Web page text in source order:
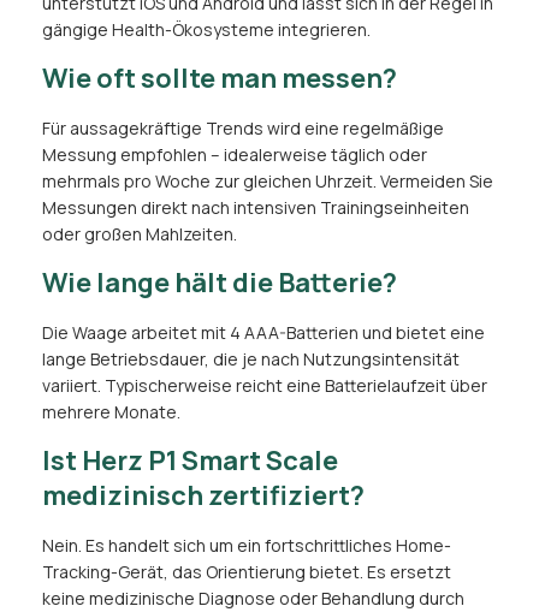
gängige Health-Ökosysteme integrieren.
Wie oft sollte man messen?
Für aussagekräftige Trends wird eine regelmäßige
Messung empfohlen – idealerweise täglich oder
mehrmals pro Woche zur gleichen Uhrzeit. Vermeiden Sie
Messungen direkt nach intensiven Trainingseinheiten
oder großen Mahlzeiten.
Wie lange hält die Batterie?
Die Waage arbeitet mit 4 AAA-Batterien und bietet eine
lange Betriebsdauer, die je nach Nutzungsintensität
variiert. Typischerweise reicht eine Batterielaufzeit über
mehrere Monate.
Ist Herz P1 Smart Scale
medizinisch zertifiziert?
Nein. Es handelt sich um ein fortschrittliches Home-
Tracking-Gerät, das Orientierung bietet. Es ersetzt
keine medizinische Diagnose oder Behandlung durch